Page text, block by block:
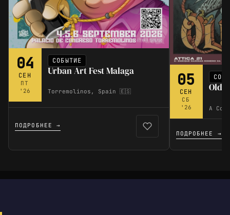
04
СЕН
ПТ
'26
СОБЫТИЕ
Urban Art Fest Malaga
Torremolinos, Spain 🇪🇸
ПОДРОБНЕЕ →
05
СЕН
СБ
'26
Old
A
ПОДРОБНЕЕ →